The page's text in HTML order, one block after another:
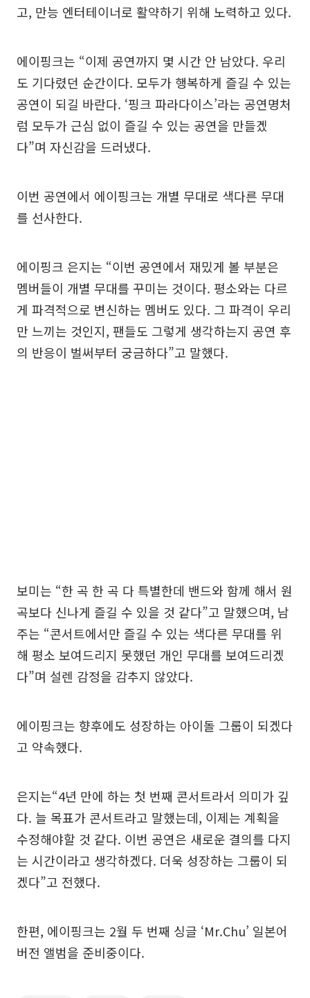
고, 만능 엔터테이너로 활약하기 위해 노력하고 있다.
에이핑크는 “이제 공연까지 몇 시간 안 남았다. 우리
도 기다렸던 순간이다. 모두가 행복하게 즐길 수 있는
공연이 되길 바란다. ‘핑크 파라다이스’라는 공연명처
럼 모두가 근심 없이 즐길 수 있는 공연을 만들겠
다”며 자신감을 드러냈다.
이번 공연에서 에이핑크는 개별 무대로 색다른 무대
를 선사한다.
에이핑크 은지는 “이번 공연에서 재밌게 볼 부분은
멤버들이 개별 무대를 꾸미는 것이다. 평소와는 다르
게 파격적으로 변신하는 멤버도 있다. 그 파격이 우리
만 느끼는 것인지, 팬들도 그렇게 생각하는지 공연 후
의 반응이 벌써부터 궁금하다”고 말했다.
보미는 “한 곡 한 곡 다 특별한데 밴드와 함께 해서 원
곡보다 신나게 즐길 수 있을 것 같다”고 말했으며, 남
주는 “콘서트에서만 즐길 수 있는 색다른 무대를 위
해 평소 보여드리지 못했던 개인 무대를 보여드리겠
다”며 설렌 감정을 감추지 않았다.
에이핑크는 향후에도 성장하는 아이돌 그룹이 되겠다
고 약속했다.
은지는“4년 만에 하는 첫 번째 콘서트라서 의미가 깊
다. 늘 목표가 콘서트라고 말했는데, 이제는 계획을
수정해야할 것 같다. 이번 공연은 새로운 결의를 다지
는 시간이라고 생각하겠다. 더욱 성장하는 그룹이 되
겠다”고 전했다.
한편, 에이핑크는 2월 두 번째 싱글 ‘Mr.Chu’ 일본어
버전 앨범을 준비중이다.